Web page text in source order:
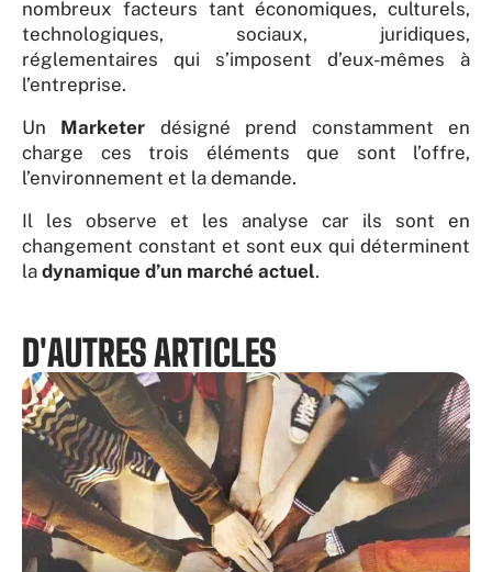
nombreux facteurs tant économiques, culturels,
technologiques, sociaux, juridiques,
réglementaires qui s’imposent d’eux-mêmes à
l’entreprise.
Un Marketer désigné prend constamment en
charge ces trois éléments que sont l’offre,
l’environnement et la demande.
Il les observe et les analyse car ils sont en
changement constant et sont eux qui déterminent
la dynamique d’un marché actuel.
D'AUTRES ARTICLES